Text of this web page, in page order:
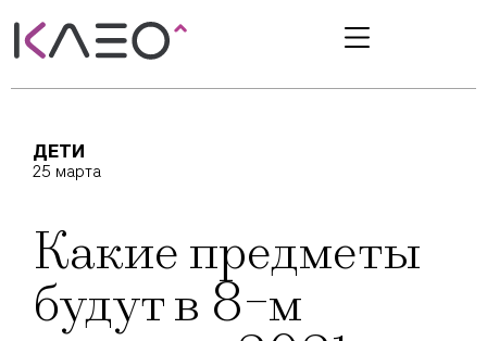
ДЕТИ
25 марта
Какие предметы
будут в 8-м